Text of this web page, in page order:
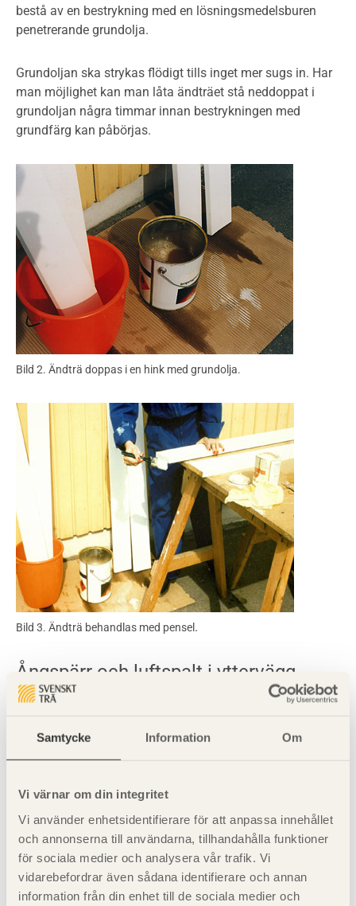
Samtycke Information Om
Vi värnar om din integritet
Vi använder enhetsidentifierare för att anpassa innehållet
och annonserna till användarna, tillhandahålla funktioner
för sociala medier och analysera vår trafik. Vi
vidarebefordrar även sådana identifierare och annan
information från din enhet till de sociala medier och
bestå av en bestrykning med en lösningsmedelsburen
penetrerande grundolja.
Grundoljan ska strykas flödigt tills inget mer sugs in. Har
man möjlighet kan man låta ändträet stå neddoppat i
grundoljan några timmar innan bestrykningen med
grundfärg kan påbörjas.
Bild 2. Ändträ doppas i en hink med grundolja.
Bild 3. Ändträ behandlas med pensel .
Ångspärr och luftspalt i yttervägg
kan komma inifrån eller utifrån, genom springor och den
kan samlas bakom ett färgskikt.
Under vintern vandrar mera fukt (vattenånga) ut genom
ytterväggarna än under andra årstider. I hus utan eller
med bristfällig ångspärr (detalj 07) på klimatskärmens
insida kan vattenånga kondensera till vatten i det kalla
yttre skiktet och därefter frysa till is. Detta leder till att
fasadfärg krackelerar och flagnar. Med en ventilerad